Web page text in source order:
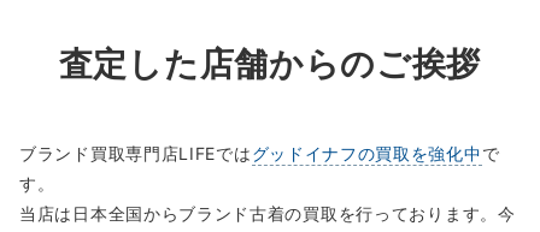
査定した店舗からのご挨拶
ブランド買取専門店LIFEではグッドイナフの買取を強化中で
す。
当店は日本全国からブランド古着の買取を行っております。今